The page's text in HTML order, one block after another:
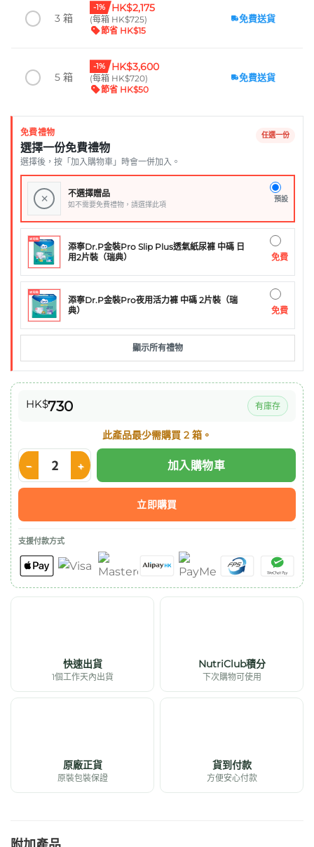
3 箱
-1% HK$2,175
(每箱 HK$725)
節省 HK$15
免費送貨
5 箱
-1% HK$3,600
(每箱 HK$720)
節省 HK$50
免費送貨
免費禮物
選擇一份免費禮物
選擇後，按「加入購物車」時會一併加入。
任選一份
× 不選擇贈品
如不需要免費禮物，請選擇此項
預設
添寧Dr.P金裝Pro Slip Plus透氣紙尿褲 中碼 日
用2片裝（瑞典）
免費
添寧Dr.P金裝Pro夜用活力褲 中碼 2片裝（瑞
典）
免費
顯示所有禮物
HK$730 有庫存
此產品最少需購買 2 箱。
Fresenius Kabi 2kcal 高能量纖維營養飲 (雲呢拿味) 24支/箱 數量
加入購物車
立即購買
支援付款方式
快速出貨
1個工作天內出貨
NutriClub積分
下次購物可使用
原廠正貨
原裝包裝保證
貨到付款
方便安心付款